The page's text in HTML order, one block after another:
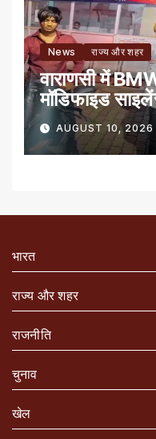
News राज्य और शहर
वाराणसी में
मॉडिफाइड
AUGUST 10, 2026
भारत
राज्य और शहर
राजनीति
चुनाव
खेल